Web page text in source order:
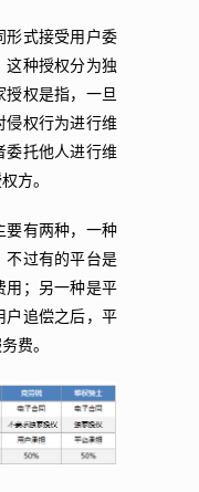
形式接受用户委
这种授权分为独
授权是指，一旦
侵权行为进行维
委托他人进行维
方。
要有两种，一种
不过有的平台是
用；另一种是平
户追偿之后，平
费。